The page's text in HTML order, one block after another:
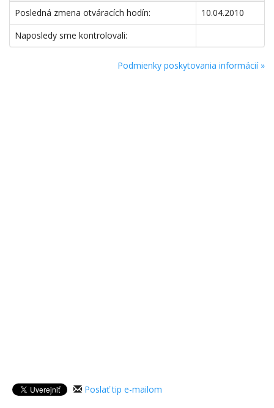
Posledná zmena otváracích hodín:
10.04.2010
Naposledy sme kontrolovali:
Podmienky poskytovania informácií »
Poslať tip e-mailom